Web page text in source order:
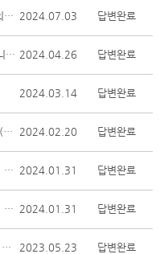
2024.07.03 답변완료
2024.04.26 답변완료
2024.03.14 답변완료
2024.02.20 답변완료
2024.01.31 답변완료
2024.01.31 답변완료
2023.05.23 답변완료